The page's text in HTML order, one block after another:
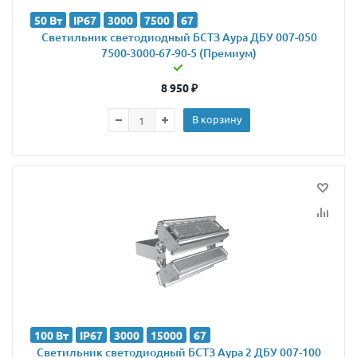
50 Вт IP67 3000 7500 67
Светильник светодиодный БСТЗ Аура ДБУ 007-050
7500-3000-67-90-5 (Премиум)
8 950₽
В корзину
100 Вт IP67 3000 15000 67
Светильник светодиодный БСТЗ Аура 2 ДБУ 007-100